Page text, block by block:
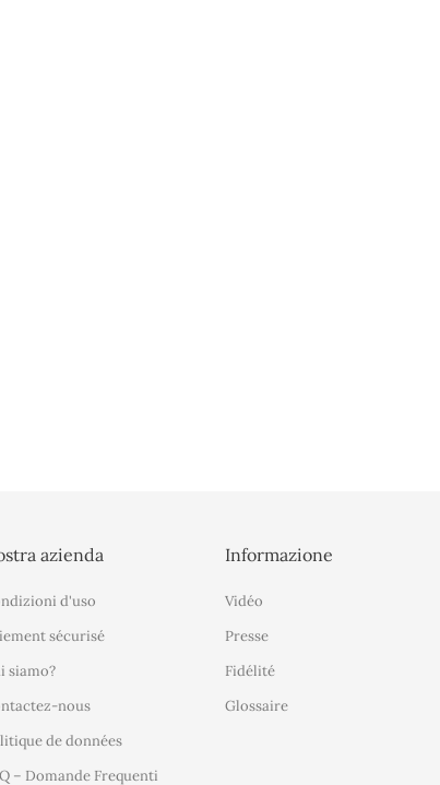
azienda
d'uso
sécurisé
siamo?
nous
de données
– Domande Frequenti
Informazione
Vidéo
Presse
Fidélité
Glossaire